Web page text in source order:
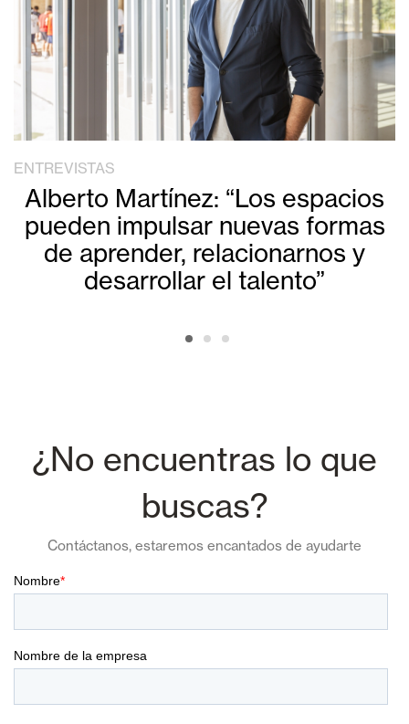
ENTREVISTAS
Alberto Martínez: “Los espacios
pueden impulsar nuevas formas
de aprender, relacionarnos y
desarrollar el talento”
¿No encuentras lo que
buscas?
Contáctanos, estaremos encantados de ayudarte